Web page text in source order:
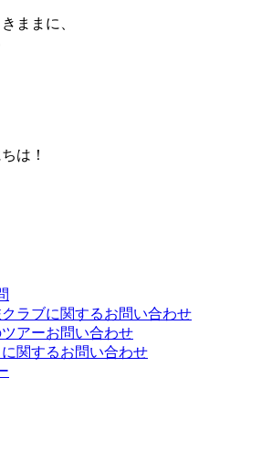
ままに、
は！
クラブに関するお問い合わせ
アーお問い合わせ
関するお問い合わせ